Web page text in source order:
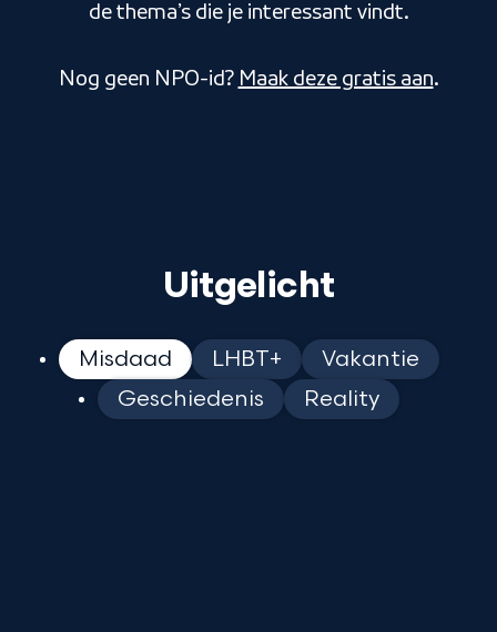
de thema’s die je interessant vindt.
Nog geen NPO-id? Maak deze gratis aan.
Uitgelicht
Misdaad LHBT+
Vakantie
Geschiedenis
Reality